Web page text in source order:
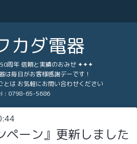
カダ電器
信頼と実績のおみせ ✦✦✦
日がお客様感謝デーです！
とは お気軽にお問い合わせください
: 0798-65-5686
ペーン』更新しました